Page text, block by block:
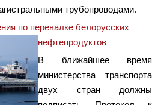
трубопроводами.
по перевалке белорусских
нефтепродуктов
В ближайшее время
министерства транспорта
двух стран должны